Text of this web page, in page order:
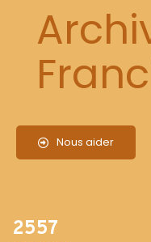
Nous aider
2557